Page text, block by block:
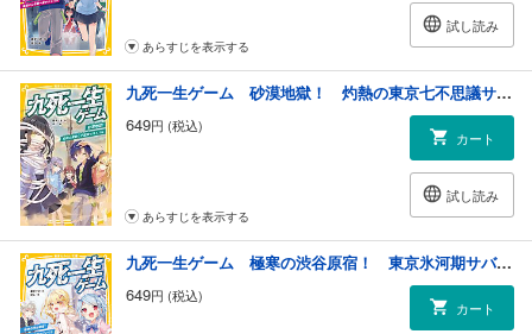
試し読み
あらすじを表示する
九死一生ゲーム 砂漠地獄！ 灼熱の東京七不思議サバイバル
649円 (税込)
カート
試し読み
あらすじを表示する
九死一生ゲーム 極寒の渋谷原宿！ 東京氷河期サバイバル
649円 (税込)
カート